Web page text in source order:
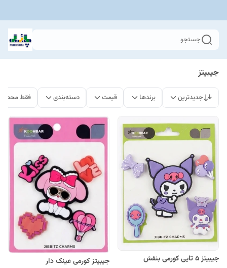
جستجو
جیبیتز
جدیدترین برندها قیمت دسته‌بندی فقط
جیبیتز ۵ تایی کورمی بنفش جیبیتز کورمی عینک دار